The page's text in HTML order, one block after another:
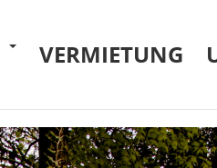
VERMIETUNG